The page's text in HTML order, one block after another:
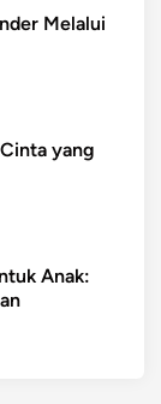
Melalui
yang
Anak: